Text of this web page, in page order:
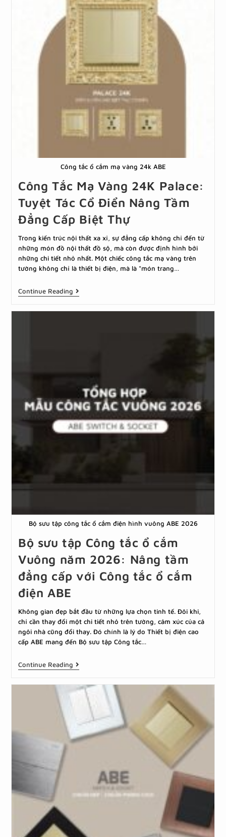
Công tắc ổ cắm mạ vàng 24k ABE
Công Tắc Mạ Vàng 24K Palace:
Tuyệt Tác Cổ Điển Nâng Tầm
Đẳng Cấp Biệt Thự
Trong kiến trúc nội thất xa xỉ, sự đẳng cấp không chỉ đến từ
những món đồ nội thất đồ sộ, mà còn được định hình bởi
những chi tiết nhỏ nhất. Một chiếc công tắc mạ vàng trên
tường không chỉ là thiết bị điện, mà là "món trang…
Continue Reading
Bộ sưu tập công tắc ổ cắm điện hình vuông ABE 2026
Bộ sưu tập Công tắc ổ cắm
Vuông năm 2026: Nâng tầm
đẳng cấp với Công tắc ổ cắm
điện ABE
Không gian đẹp bắt đầu từ những lựa chọn tinh tế. Đôi khi,
chỉ cần thay đổi một chi tiết nhỏ trên tường, cảm xúc của cả
ngôi nhà cũng đổi thay. Đó chính là lý do Thiết bị điện cao
cấp ABE mang đến Bộ sưu tập Công tắc…
Continue Reading